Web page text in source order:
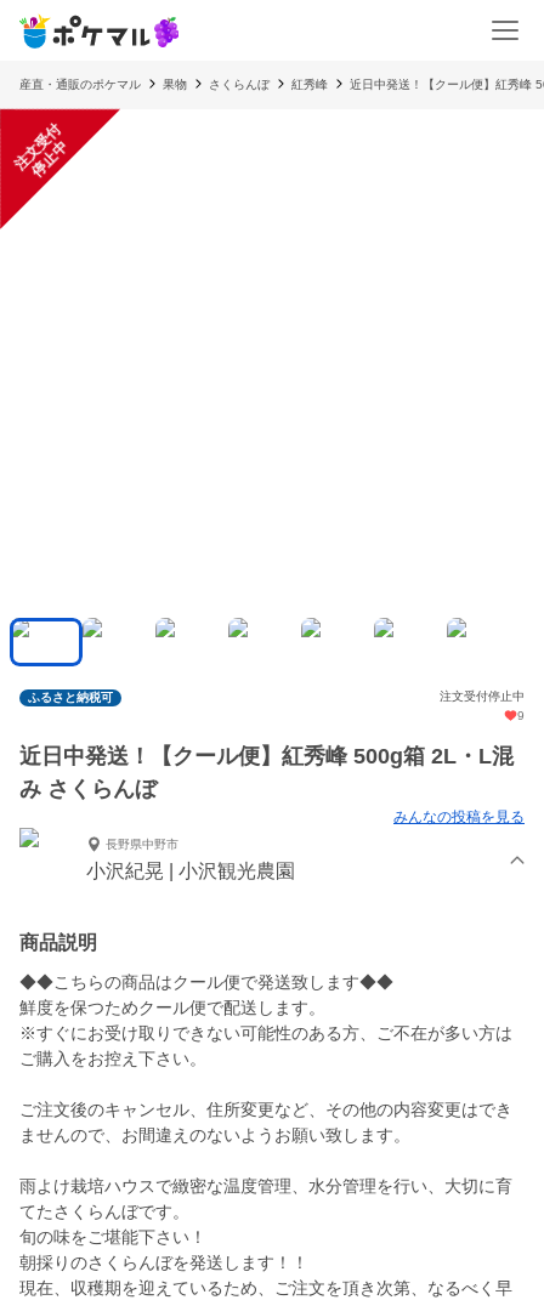
産直・通販のポケマル 果物 さくらんぼ 紅秀峰 近日中発送！【クール便】紅秀峰
注
文
受
付
停
止
中
ふるさと納税可
注文受付停止中
9
近日中発送！【クール便】紅秀峰 500g箱 2L・L混
み さくらんぼ
みんなの投稿を見る
長野県中野市
小沢紀晃 | 小沢観光農園
商品説明
◆◆こちらの商品はクール便で発送致します◆◆
鮮度を保つためクール便で配送します。
※すぐにお受け取りできない可能性のある方、ご不在が多い方は
ご購入をお控え下さい。
ご注文後のキャンセル、住所変更など、その他の内容変更はでき
ませんので、お間違えのないようお願い致します。
雨よけ栽培ハウスで緻密な温度管理、水分管理を行い、大切に育
てたさくらんぼです。
旬の味をご堪能下さい！
朝採りのさくらんぼを発送します！！
現在、収穫期を迎えているため、ご注文を頂き次第、なるべく早